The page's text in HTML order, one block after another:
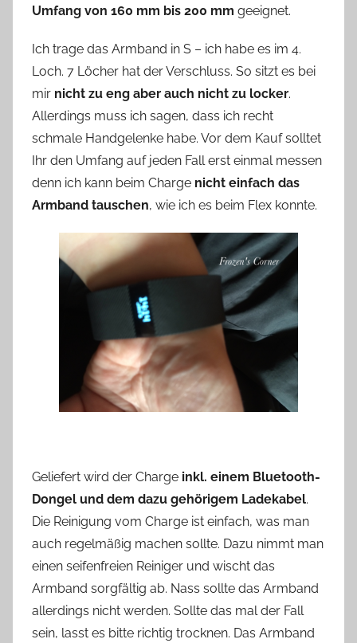
Umfang von 160 mm bis 200 mm geeignet.
Ich trage das Armband in S – ich habe es im 4.
Loch. 7 Löcher hat der Verschluss. So sitzt es bei
mir nicht zu eng aber auch nicht zu locker.
Allerdings muss ich sagen, dass ich recht
schmale Handgelenke habe. Vor dem Kauf solltet
Ihr den Umfang auf jeden Fall erst einmal messen
denn ich kann beim Charge nicht einfach das
Armband tauschen, wie ich es beim Flex konnte.
Geliefert wird der Charge inkl. einem Bluetooth-
Dongel und dem dazu gehörigem Ladekabel.
Die Reinigung vom Charge ist einfach, was man
auch regelmäßig machen sollte. Dazu nimmt man
einen seifenfreien Reiniger und wischt das
Armband sorgfältig ab. Nass sollte das Armband
allerdings nicht werden. Sollte das mal der Fall
sein, lasst es bitte richtig trocknen. Das Armband